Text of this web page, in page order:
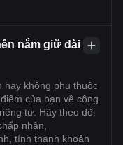
nắm giữ dài
hay không phụ thuộc
của bạn về công
tư. Hãy theo dõi
nhận,
tính thanh khoản